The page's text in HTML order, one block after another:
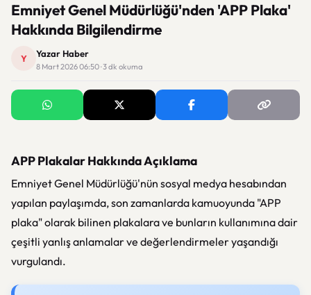
Emniyet Genel Müdürlüğü'nden 'APP Plaka'
Hakkında Bilgilendirme
Y Yazar Haber
8 Mart 2026 06:50 · 3 dk okuma
APP Plakalar Hakkında Açıklama
Emniyet Genel Müdürlüğü'nün sosyal medya hesabından
yapılan paylaşımda, son zamanlarda kamuoyunda "APP
plaka" olarak bilinen plakalara ve bunların kullanımına dair
çeşitli yanlış anlamalar ve değerlendirmeler yaşandığı
vurgulandı.